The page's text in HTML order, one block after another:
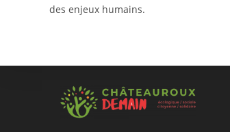
des enjeux humains.